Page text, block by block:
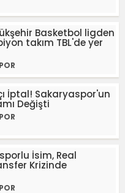
Basketbol ligden
takım TBL'de yer
İptal! Sakaryaspor'un
Değişti
İsim, Real
Krizinde